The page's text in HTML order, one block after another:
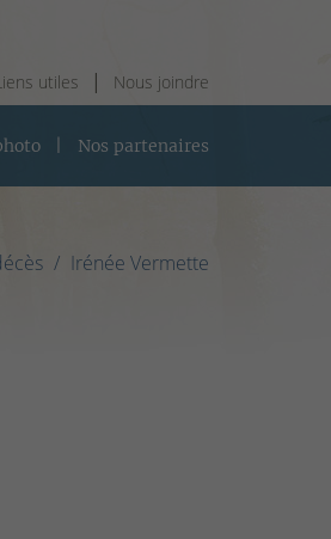
utiles Nous joindre
Nos partenaires
Irénée Vermette